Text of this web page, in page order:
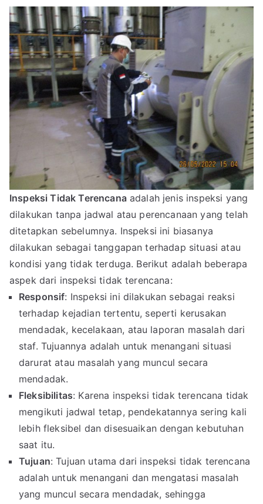
Inspeksi Tidak Terencanaadalah jenis inspeksi yang
dilakukan tanpa jadwal atau perencanaan yang telah
ditetapkan sebelumnya. Inspeksi ini biasanya
dilakukan sebagai tanggapan terhadap situasi atau
kondisi yang tidak terduga. Berikut adalah beberapa
aspek dari inspeksi tidak terencana:
Responsif: Inspeksi ini dilakukan sebagai reaksi
terhadap kejadian tertentu, seperti kerusakan
mendadak, kecelakaan, atau laporan masalah dari
staf. Tujuannya adalah untuk menangani situasi
darurat atau masalah yang muncul secara
mendadak.
Fleksibilitas: Karena inspeksi tidak terencana tidak
mengikuti jadwal tetap, pendekatannya sering kali
lebih fleksibel dan disesuaikan dengan kebutuhan
saat itu.
Tujuan: Tujuan utama dari inspeksi tidak terencana
adalah untuk menangani dan mengatasi masalah
yang muncul secara mendadak, sehingga